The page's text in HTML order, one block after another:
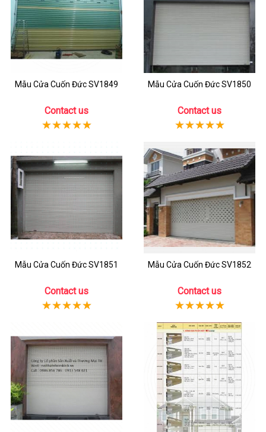
Mẫu Cửa Cuốn Đức SV1849
Contact us
Mẫu Cửa Cuốn Đức SV1850
Contact us
Mẫu Cửa Cuốn Đức SV1851
Contact us
Mẫu Cửa Cuốn Đức SV1852
Contact us